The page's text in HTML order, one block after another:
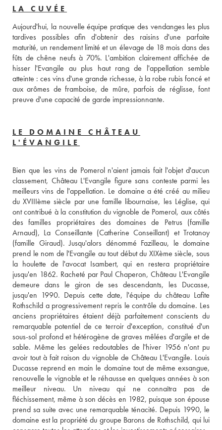
LA CUVÉE
Aujourd'hui, la nouvelle équipe pratique des vendanges les plus
tardives possibles afin d'obtenir des raisins d'une parfaite
maturité, un rendement limité et un élevage de 18 mois dans des
fûts de chêne neufs à 70%. L'ambition clairement affichée de
hisser l'Evangile au plus haut rang de l'appellation semble
atteinte : ces vins d'une grande richesse, à la robe rubis foncé et
aux arômes de framboise, de mûre, parfois de réglisse, font
preuve d'une capacité de garde impressionnante.
LE DOMAINE CHÂTEAU
L'ÉVANGILE
Bien que les vins de Pomerol n'aient jamais fait l'objet d'aucun
classement, Château L'Evangile figure sans conteste parmi les
meilleurs vins de l'appellation. Le domaine a été créé au milieu
du XVIIIème siècle par une famille libournaise, les Léglise, qui
ont contribué à la constitution du vignoble de Pomerol, aux côtés
des familles propriétaires des domaines de Petrus (famille
Arnaud), La Conseillante (Catherine Conseillant) et Trotanoy
(famille Giraud). Jusqu'alors dénommé Fazilleau, le domaine
prend le nom de l'Evangile au tout début du XIXème siècle, sous
la houlette de l'avocat Isambert, qui en restera propriétaire
jusqu'en 1862. Racheté par Paul Chaperon, Château L'Evangile
demeure dans le giron de ses descendants, les Ducasse,
jusqu'en 1990. Depuis cette date, l'équipe du château Lafite
Rothschild a progressivement repris le contrôle du domaine. Les
anciens propriétaires étaient déjà parfaitement conscients du
remarquable potentiel de ce terroir d'exception, constitué d'un
sous-sol profond et hétérogène de graves mêlées d'argile et de
sable. Même les gelées redoutables de l'hiver 1956 n'ont pu
avoir tout à fait raison du vignoble de Château L'Evangile. Louis
Ducasse reprend en main le domaine tout de même exsangue,
renouvelle le vignoble et le réhausse en quelques années à son
meilleur niveau. Un niveau qui ne connaîtra pas de
fléchissement, même à son décès en 1982, puisque son épouse
prend sa suite avec une remarquable ténacité. Depuis 1990, le
domaine est la propriété du groupe Barons de Rothschild, qui lui